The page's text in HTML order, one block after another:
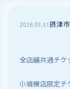
2026.03.31摂津
全店舗共通チケ
小規模店限定チ